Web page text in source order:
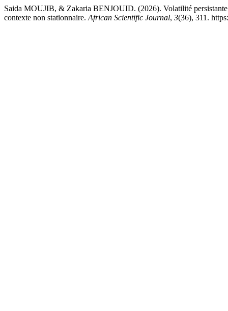
Saida MOUJIB, & Zakaria BENJOUID. (2026). Volatilité
contexte non stationnaire. African Scientific Journal, 3(36), 311.